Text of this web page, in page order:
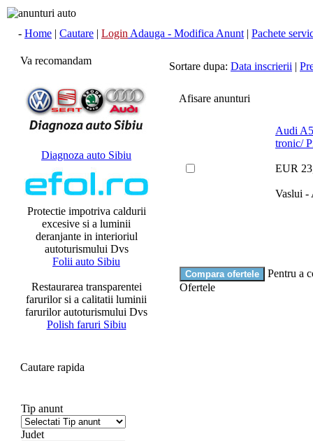
- Home | Cautare | Login Adauga - Modifica Anunt | Pachete
Va recomandam
Diagnoza auto Sibiu
Protectie impotriva caldurii
excesive si a luminii
deranjante in interioriul
autoturismului Dvs
Folii auto Sibiu
Restaurarea transparentei
farurilor si a calitatii luminii
farurilor autoturismului Dvs
Polish faruri Sibiu
Cautare rapida
Tip anunt
Judet
Sortare dupa: Data inscrierii |
Afisare anunturi
Audi
tronic/
EUR
Vaslui -
Pentru a
Ofertele